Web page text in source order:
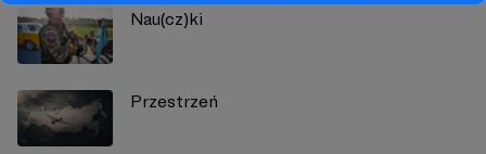
Nau(cz)ki
Przestrzeń